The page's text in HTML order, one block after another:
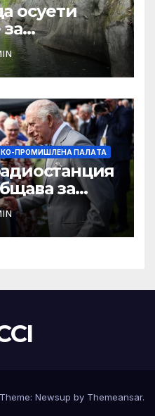
осуети
на Тайван“.
ПРОМИШЛЕНА ПАЛAТА
за
Чарлз
Theme: Newsup by Themeansar.